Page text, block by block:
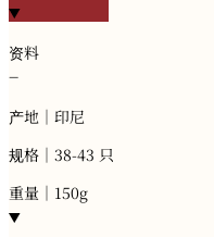
资料
−
产地｜印尼
规格｜38-43 只
重量｜150g